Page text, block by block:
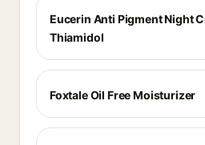
Eucerin Anti Pigment Night
Thiamidol
Foxtale Oil Free Moisturizer